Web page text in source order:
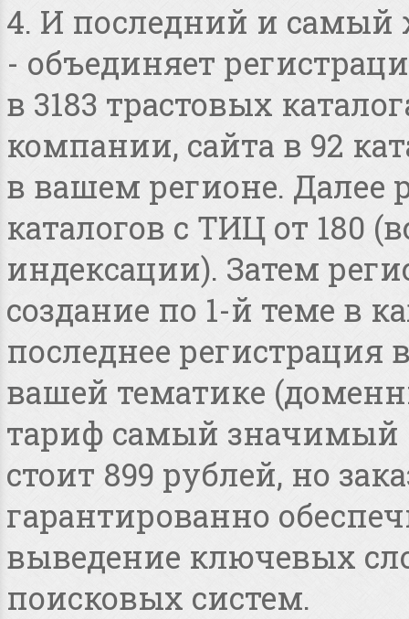
4. И последний и
- объединяет
в 3183 трастовых
компании, сайта в 92
в вашем регионе. Далее
каталогов с ТИЦ от 180
индексации). Затем
создание по 1-й теме в
последнее регистрация
вашей тематике
тариф самый значимый
стоит 899 рублей, но
гарантированно
выведение ключевых
поисковых систем.